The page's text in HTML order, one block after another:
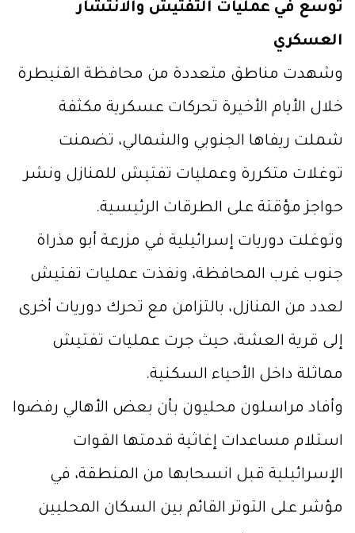
توسع في عمليات التفتيش والانتشار
العسكري
وشهدت مناطق متعددة من محافظة القنيطرة
خلال الأيام الأخيرة تحركات عسكرية مكثفة
شملت ريفاها الجنوبي والشمالي، تضمنت
توغلات متكررة وعمليات تفتيش للمنازل ونشر
حواجز مؤقتة على الطرقات الرئيسية.
وتوغلت دوريات إسرائيلية في مزرعة أبو مذراة
جنوب غرب المحافظة، ونفذت عمليات تفتيش
لعدد من المنازل، بالتزامن مع تحرك دوريات أخرى
إلى قرية العشة، حيث جرت عمليات تفتيش
مماثلة داخل الأحياء السكنية.
وأفاد مراسلون محليون بأن بعض الأهالي رفضوا
استلام مساعدات إغاثية قدمتها القوات
الإسرائيلية قبل انسحابها من المنطقة، في
مؤشر على التوتر القائم بين السكان المحليين